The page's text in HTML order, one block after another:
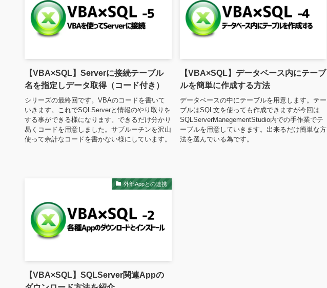
【VBA×SQL】Serverに接続テーブル
名を指定しデータ取得（コード付き）
シリーズの最終回です。VBAのコードを書いて
いきます。これでSQLServerと情報のやり取りを
する事ができる様になります。できるだけ分かり
易くコードを用意しました。サブルーチンを沢山
使って余計なコードを書かない様にしています。
【VBA×SQL】データベース内にテーブ
ルを簡単に作成する方法
データベースの中にテーブルを用意します。テー
ブルはSQL文を使っても作成できますが今回は
SQLServerManegementStudio内での手作業でテ
ーブルを用意していきます。出来るだけ簡単な方
法を選んでいる為です。
外部Appとの連携
【VBA×SQL】SQLServer関連Appの